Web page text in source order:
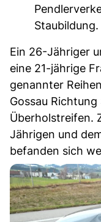
Staubildung.
Ein 26-Jähriger
eine 21-jährige
genannter
Gossau
Überholstreifen.
Jährigen und
befanden sich